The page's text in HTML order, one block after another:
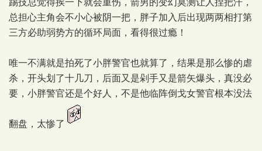
总担心主角会不小心被阴一把，胖子加入后出现两两相打第
三方必助弱势方的循环局面，看得很过瘾！
唯一不满就是拍死了小胖警官也就算了，结果是那么惨的虐
杀，开头划了十几刀，后面又是剁手又是箭矢爆头，真没必
要，小胖警官还是个好人，不是他临阵倒戈女警官根本没法
翻盘，太惨了